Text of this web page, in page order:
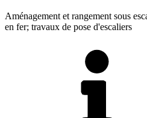
Aménagement et rangement sous
en fer; travaux de pose d'escaliers